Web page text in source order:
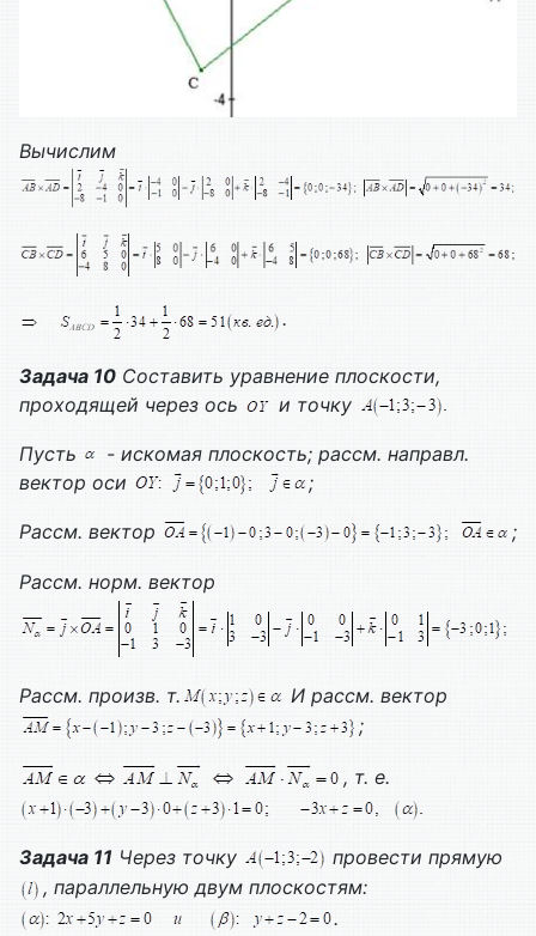
Вычислим
.
Задача 10 Составить уравнение плоскости,
проходящей через ось
и точку
Пусть
- искомая плоскость; рассм. направл.
вектор оси
;
Рассм. вектор ;
Рассм. норм. вектор
Рассм. произв. т.
И рассм. вектор
;
, т. е.
Задача 11 Через точку
провести прямую
, параллельную двум плоскостям:
.